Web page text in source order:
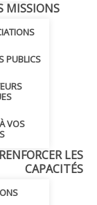
MISSIONS
PUBLICS
VOS
RENFORCER LES
CAPACITÉS